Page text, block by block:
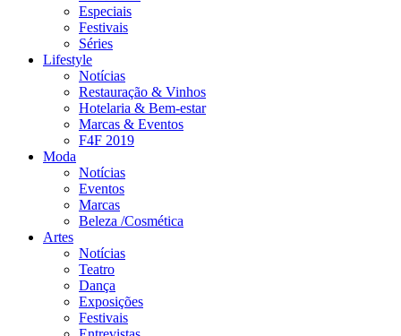
Especiais
Festivais
Séries
Lifestyle
Notícias
Restauração & Vinhos
Hotelaria & Bem-estar
Marcas & Eventos
F4F 2019
Moda
Notícias
Eventos
Marcas
Beleza /Cosmética
Artes
Notícias
Teatro
Dança
Exposições
Festivais